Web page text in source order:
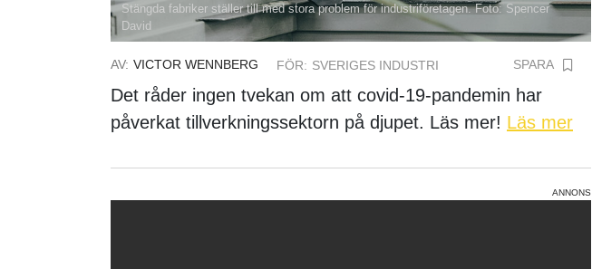
Stängda fabriker ställer till med stora problem för industriföretagen. Foto: Spencer
David
AV: VICTOR WENNBERG FÖR: SVERIGES INDUSTRI SPARA
Det råder ingen tvekan om att covid-19-pandemin har
påverkat tillverkningssektorn på djupet. Läs mer! Läs mer
ANNONS